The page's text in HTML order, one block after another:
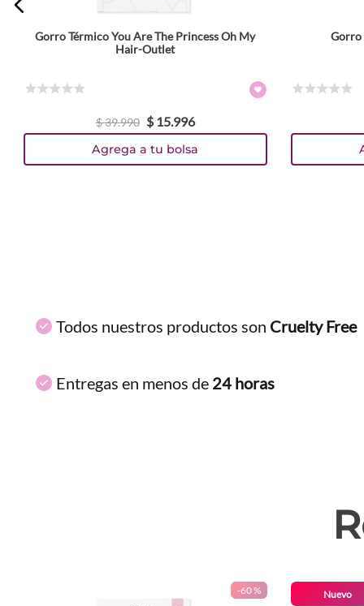
Gorro Térmico You Are The Princess Oh My
Hair-Outlet
$39.990 $ 15.996
Agrega a tu bolsa
Gorro
Todos nuestros productos son Cruelty Free
Entregas en menos de 24 horas
-60 % Nuevo